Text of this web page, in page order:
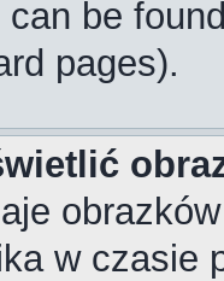
be
pages).
w czasie